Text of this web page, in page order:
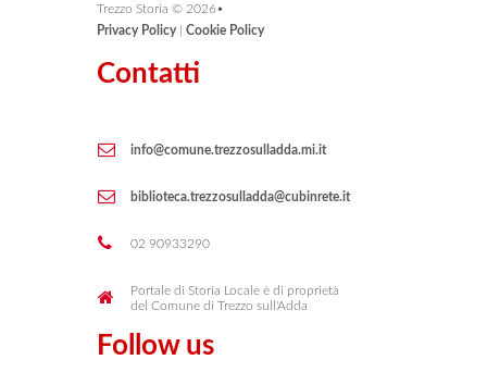
Trezzo Storia © 2026•
Privacy Policy
Cookie Policy
Contatti
info@comune.trezzosulladda.mi.it
biblioteca.trezzosulladda@cubinrete.it
02 90933290
Portale di Storia Locale è di proprietà
del Comune di Trezzo sull'Adda
Follow us